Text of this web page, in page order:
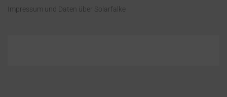
Impressum und Daten über Solarfalke